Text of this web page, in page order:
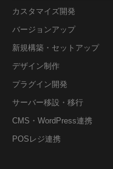
カスタマイズ開発
バージョンアップ
新規構築・セットアップ
デザイン制作
プラグイン開発
サーバー移設・移行
CMS・WordPress連携
POSレジ連携